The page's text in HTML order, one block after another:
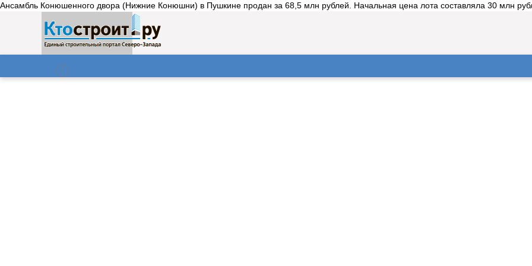
Ансамбль Конюшенного двора (Нижние Конюшни) в Пушкине продан за 68,5 млн рублей. Начальная цена лота составляла 30 млн